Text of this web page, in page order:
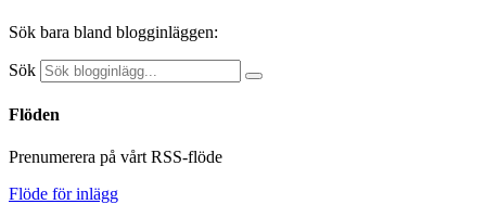
Sök bara bland blogginläggen:
Sök
Flöden
Prenumerera på vårt RSS-flöde
Flöde för inlägg